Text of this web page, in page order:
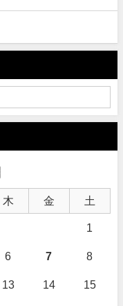
木 金 土
1
6 7 8
13 14 15